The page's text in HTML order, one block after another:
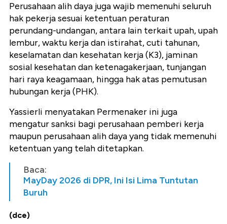
Perusahaan alih daya juga wajib memenuhi seluruh
hak pekerja sesuai ketentuan peraturan
perundang-undangan, antara lain terkait upah, upah
lembur, waktu kerja dan istirahat, cuti tahunan,
keselamatan dan kesehatan kerja (K3), jaminan
sosial kesehatan dan ketenagakerjaan, tunjangan
hari raya keagamaan, hingga hak atas pemutusan
hubungan kerja (PHK).
Yassierli menyatakan Permenaker ini juga
mengatur sanksi bagi perusahaan pemberi kerja
maupun perusahaan alih daya yang tidak memenuhi
ketentuan yang telah ditetapkan.
Baca:
MayDay 2026 di DPR, Ini Isi Lima Tuntutan
Buruh
(dce)